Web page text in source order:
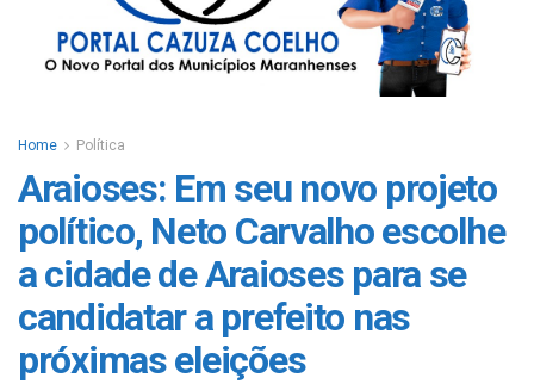
Home Política
Araioses: Em seu novo projeto
político, Neto Carvalho escolhe
a cidade de Araioses para se
candidatar a prefeito nas
próximas eleições